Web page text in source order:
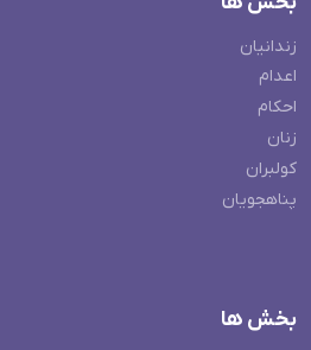
زندانیان
اعدام
احکام
زنان
کولبران
پناهجویان
بخش ها